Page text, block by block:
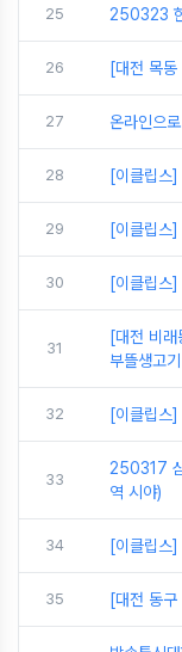
25 250323
26 [대전 목
27 온라인으
28 [이클립스
29 [이클립스
30 [이클립스
31
[대전 비
부뜰생고
32 [이클립스
33
250317
역 시야)
34 [이클립스
35 [대전 동